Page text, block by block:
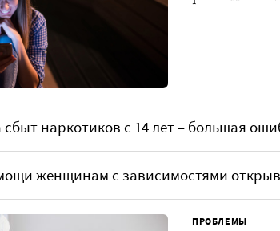
сбыт наркотиков с 14 лет – большая
женщинам с зависимостями
ПРОБЛЕМЫ